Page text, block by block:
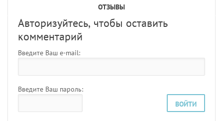
ОТЗЫВЫ
Авторизуйтесь, чтобы оставить
комментарий
Введите Ваш e-mail:
Введите Ваш пароль:
ВОЙТИ